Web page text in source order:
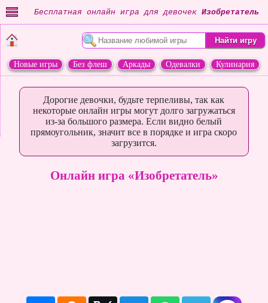
Бесплатная онлайн игра для девочек Изобретатель
Новые игры Без флеш Аркады Одевалки
Кулинария
Дорогие девочки, будьте терпеливы, так как
некоторые онлайн игры могут долго загружаться
из-за большого размера. Если видно белый
прямоугольник, значит все в порядке и игра скоро
загрузится.
Онлайн игра «Изобретатель»